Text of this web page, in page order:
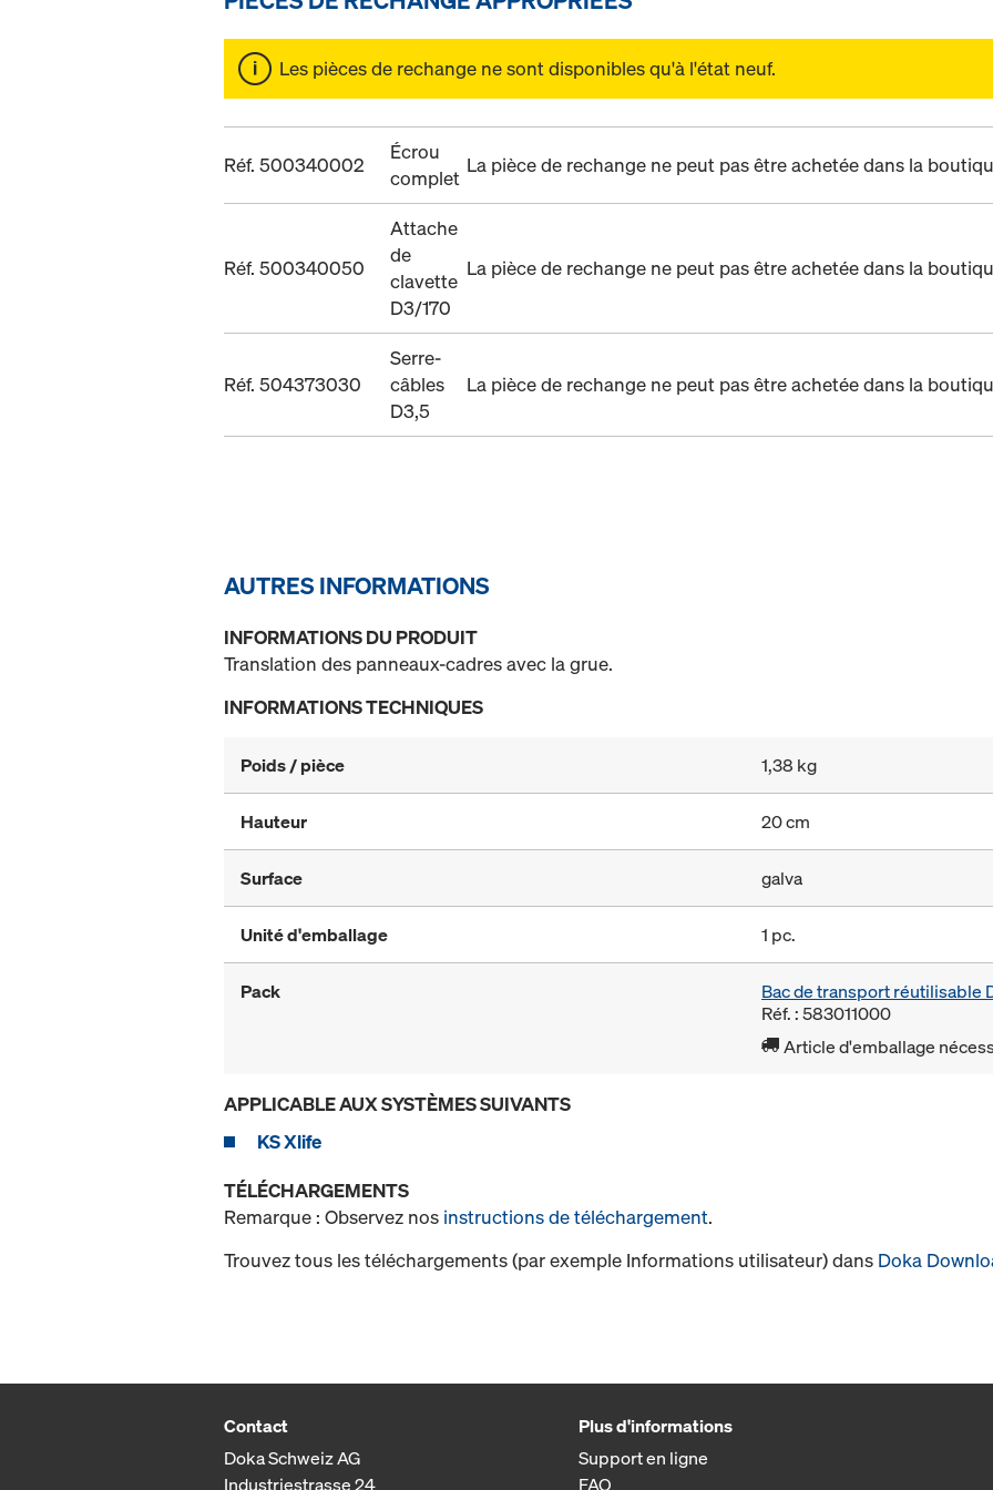
Les pièces de rechange ne sont disponibles qu'à l'état neuf.
Réf. 500340002
Écrou
complet
La pièce de rechange ne peut pas être achetée dans la
Réf. 500340050
Attache
de
clavette
D3/170
La pièce de rechange ne peut pas être achetée dans la
Réf. 504373030
Serre-
câbles
D3,5
La pièce de rechange ne peut pas être achetée dans la
AUTRES INFORMATIONS
INFORMATIONS DU PRODUIT
Translation des panneaux-cadres avec la grue.
INFORMATIONS TECHNIQUES
Poids / pièce 1,38 kg
Hauteur 20 cm
Surface galva
Unité d'emballage 1 pc.
Pack
Bac de transport réutilisable
Réf. : 583011000
Article d'emballage
APPLICABLE AUX SYSTÈMES SUIVANTS
KS Xlife
TÉLÉCHARGEMENTS
Remarque : Observez nos instructions de téléchargement.
Trouvez tous les téléchargements (par exemple Informations utilisateur) dans Doka
Contact
Doka Schweiz AG
Industriestrasse 24
Plus d'informations
Support en ligne
FAQ